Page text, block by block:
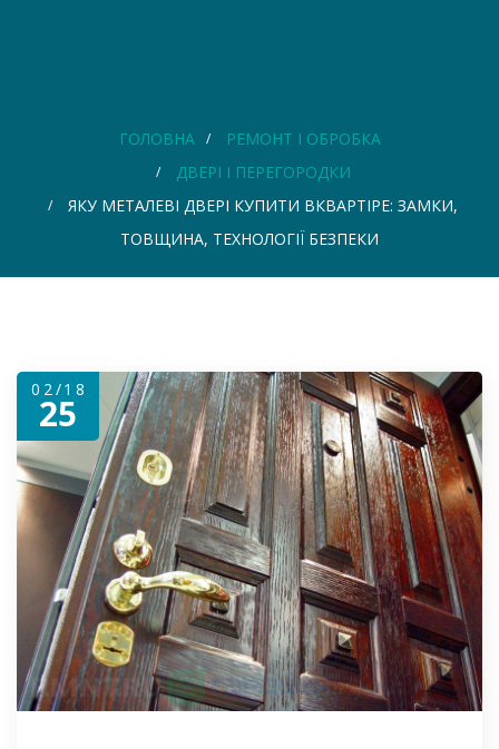
ГОЛОВНА
РЕМОНТ І ОБРОБКА
ДВЕРІ І ПЕРЕГОРОДКИ
ЯКУ МЕТАЛЕВІ ДВЕРІ КУПИТИ ВКВАРТІРЕ: ЗАМКИ,
ТОВЩИНА, ТЕХНОЛОГІЇ БЕЗПЕКИ
02/18
25